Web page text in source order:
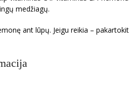
medžiagų.
ant lūpų. Jeigu reikia –